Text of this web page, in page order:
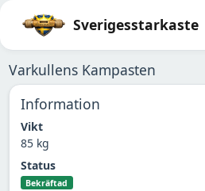
Sverigesstarkaste
Varkullens Kampasten
Information
Vikt
85 kg
Status
Bekräftad